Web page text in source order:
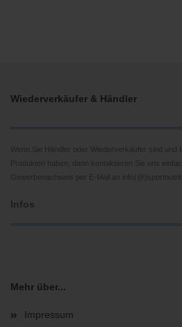
Wiederverkäufer & Händler
Wenn Sie Händler oder Wiederverkäufer sind und
Produkten haben, dann kontaktieren Sie uns
Gewerbenachweis per E-Mail an
Infos
Mehr über...
Impressum